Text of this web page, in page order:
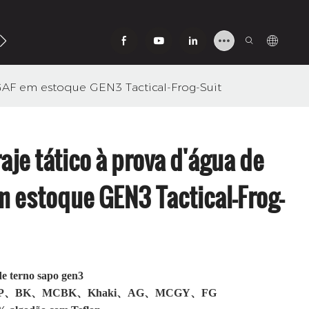
Conosco
em estoque GEN3 Tactical-Frog-Suit
tático à prova d'água de
estoque GEN3 Tactical-Frog-
terno sapo gen3
BK、MCBK、Khaki、AG、MCGY、FG